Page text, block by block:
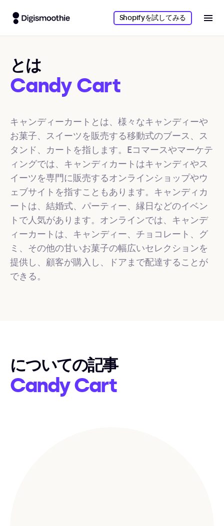
Shopifyを試してみる
とは
Candy Cart
キャンディーカートとは、様々なキャンディーや
お菓子、スイーツを販売する移動式のブース、ス
タンド、カートを指します。Eコマースやマーケテ
ィングでは、キャンディカートはキャンディやス
イーツを専門に販売するオンラインショップやウ
ェブサイトを指すこともあります。キャンディカ
ートは、結婚式、パーティー、縁日などのイベン
トで人気があります。オンラインでは、キャンデ
ィーカートは、キャンディー、チョコレート、グ
ミ、その他の甘いお菓子の幅広いセレクションを
提供し、顧客が購入し、ドアまで配達することが
できる。
についての記事
Candy Cart